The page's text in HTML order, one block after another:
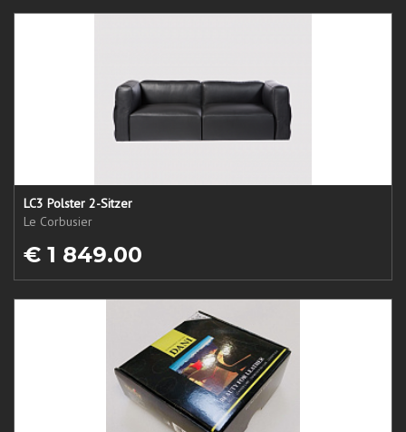
LC3 Polster 2-Sitzer
Le Corbusier
€ 1 849.00